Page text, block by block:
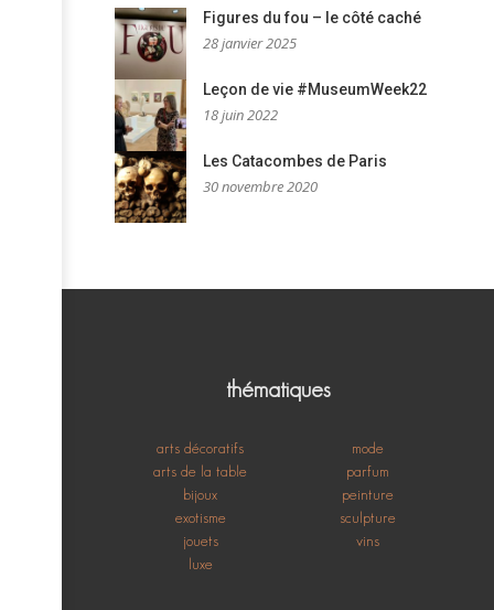
Figures du fou – le côté caché
28 janvier 2025
Leçon de vie #MuseumWeek22
18 juin 2022
Les Catacombes de Paris
30 novembre 2020
thématiques
arts décoratifs
arts de la table
bijoux
exotisme
jouets
luxe
mode
parfum
peinture
sculpture
vins